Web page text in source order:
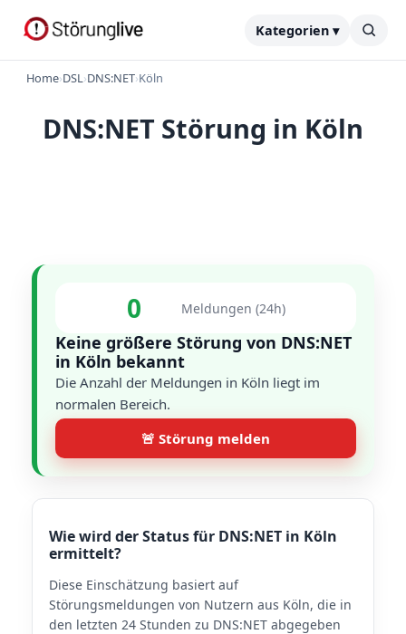
Kategorien ▾
Home›DSL›DNS:NET›Köln
DNS:NET Störung in Köln
0 Meldungen (24h)
Keine größere Störung von DNS:NET
in Köln bekannt
Die Anzahl der Meldungen in Köln liegt im
normalen Bereich.
🚨 Störung melden
Wie wird der Status für DNS:NET in Köln
ermittelt?
Diese Einschätzung basiert auf
Störungsmeldungen von Nutzern aus Köln, die in
den letzten 24 Stunden zu DNS:NET abgegeben